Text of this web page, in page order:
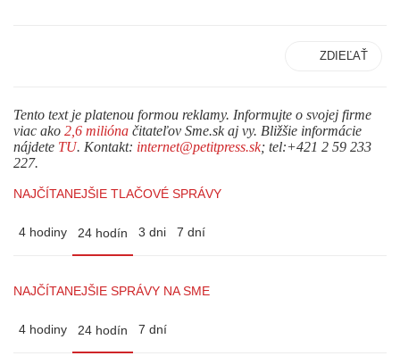
ZDIEĽAŤ
Tento text je platenou formou reklamy. Informujte o svojej firme
viac ako 2,6 milióna čitateľov Sme.sk aj vy. Bližšie informácie
nájdete TU. Kontakt: internet@petitpress.sk; tel:+421 2 59 233
227.
NAJČÍTANEJŠIE TLAČOVÉ SPRÁVY
4 hodiny 24 hodín 3 dni 7 dní
NAJČÍTANEJŠIE SPRÁVY NA SME
4 hodiny 24 hodín 7 dní